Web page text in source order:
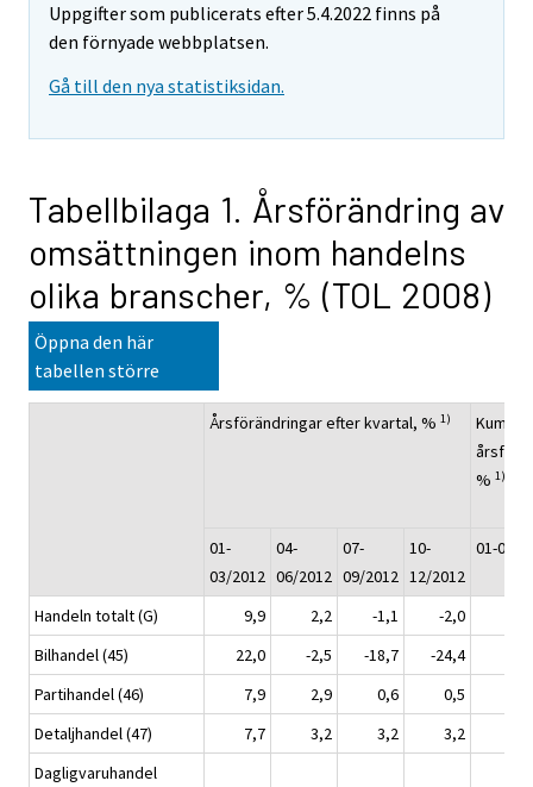
Uppgifter som publicerats efter 5.4.2022 finns på
den förnyade webbplatsen.
Gå till den nya statistiksidan.
Tabellbilaga 1. Årsförändring av
omsättningen inom handelns
olika branscher, % (TOL 2008)
Öppna den här
tabellen större
Årsförändringar efter kvartal, % 1)
% 1)
01-
03/2012
04-
06/2012
07-
09/2012
10-
12/2012
01-02/
Handeln totalt (G) 9,9 2,2 -1,1
-2,0
Bilhandel (45)
22,0 -2,5 -18,7
-24,4
Partihandel (46)
7,9 2,9 0,6
0,5
Detaljhandel (47)
7,7 3,2 3,2
3,2
Dagligvaruhandel